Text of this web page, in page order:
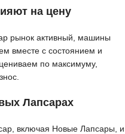
на цену
рынок активный, машины
вместе с состоянием и
по максимуму,
Лапсарах
включая Новые Лапсары, и